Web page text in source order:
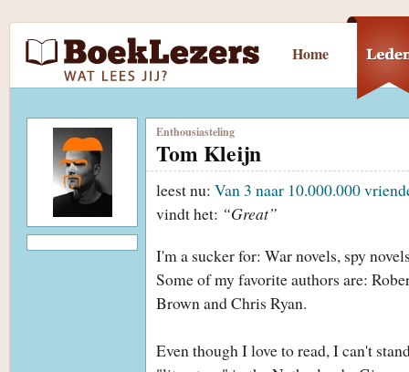
Home
Enthousiasteling
Tom Kleijn
leest nu: Van 3 naar 10.000.000
vindt het: “Great”
I'm a sucker for: War novels, spy
Some of my favorite authors are:
Brown and Chris Ryan.
Even though I love to read, I can't